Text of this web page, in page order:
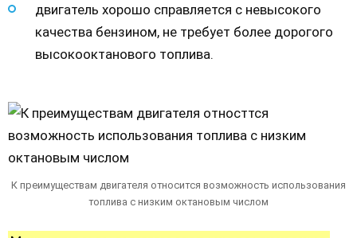
двигатель хорошо справляется с невысокого
качества бензином, не требует более дорогого
высокооктанового топлива.
К преимуществам двигателя относится возможность использования
топлива с низким октановым числом